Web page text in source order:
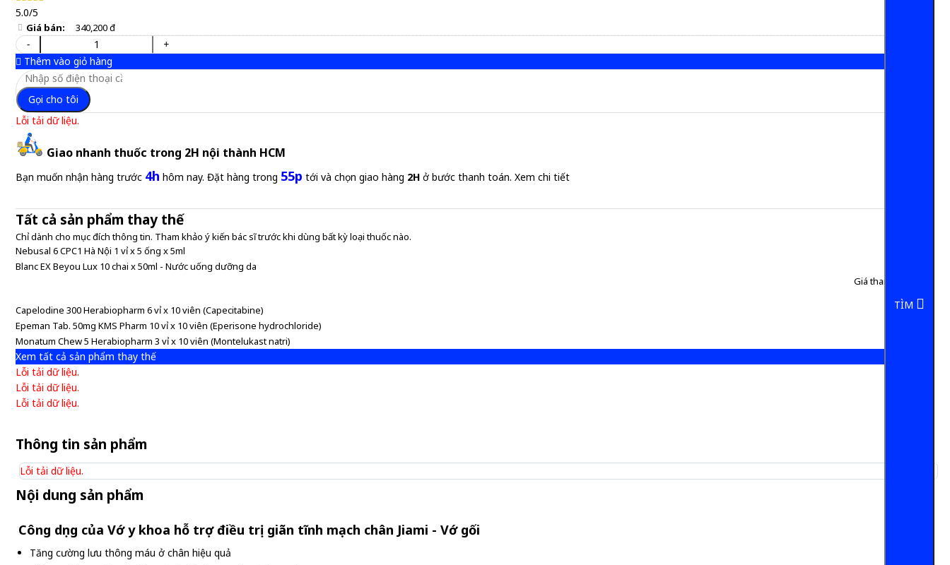
5.0/5
Giá bán: 340,200 đ
-
+
Thêm vào giỏ hàng
Gọi cho tôi
Lỗi tải dữ liệu.
Giao nhanh thuốc trong 2H nội thành HCM
Bạn muốn nhận hàng trước 4h hôm nay. Đặt hàng trong 55p tới và chọn giao hàng 2H ở bước thanh toán. Xem chi tiết
Tất cả sản phẩm thay thế
Chỉ dành cho mục đích thông tin. Tham khảo ý kiến bác sĩ trước khi dùng bất kỳ loại thuốc nào.
Nebusal 6 CPC1 Hà Nội 1 vỉ x 5 ống x 5ml
Blanc EX Beyou Lux 10 chai x 50ml - Nước uống dưỡng da
Giá tham khảo:
Capelodine 300 Herabiopharm 6 vỉ x 10 viên (Capecitabine)
Epeman Tab. 50mg KMS Pharm 10 vỉ x 10 viên (Eperisone hydrochloride)
Monatum Chew 5 Herabiopharm 3 vỉ x 10 viên (Montelukast natri)
Xem tất cả sản phẩm thay thế
Lỗi tải dữ liệu.
Lỗi tải dữ liệu.
Lỗi tải dữ liệu.
Thông tin sản phẩm
Lỗi tải dữ liệu.
Nội dung sản phẩm
Công dụng của Vớ y khoa hỗ trợ điều trị giãn tĩnh mạch chân Jiami - Vớ gối
Tăng cường lưu thông máu ở chân hiệu quả
TÌM